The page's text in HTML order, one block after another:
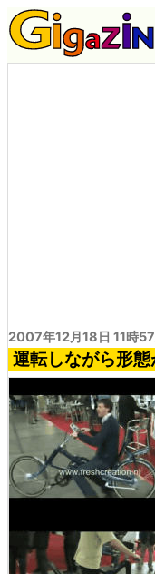
2007年12月18日 11時
運転しながら形